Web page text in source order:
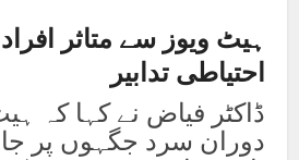
ہیٹ ویوز سے متاثر
احتیاطی تدابیر
ڈاکٹر فیاض نے کہا کہ
دوران سرد جگہوں پر